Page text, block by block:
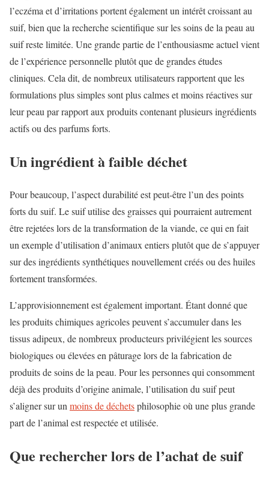
l’eczéma et d’irritations portent également un intérêt croissant au
suif, bien que la recherche scientifique sur les soins de la peau au
suif reste limitée. Une grande partie de l’enthousiasme actuel vient
de l’expérience personnelle plutôt que de grandes études
cliniques. Cela dit, de nombreux utilisateurs rapportent que les
formulations plus simples sont plus calmes et moins réactives sur
leur peau par rapport aux produits contenant plusieurs ingrédients
actifs ou des parfums forts.
Un ingrédient à faible déchet
Pour beaucoup, l’aspect durabilité est peut-être l’un des points
forts du suif. Le suif utilise des graisses qui pourraient autrement
être rejetées lors de la transformation de la viande, ce qui en fait
un exemple d’utilisation d’animaux entiers plutôt que de s’appuyer
sur des ingrédients synthétiques nouvellement créés ou des huiles
fortement transformées.
L’approvisionnement est également important. Étant donné que
les produits chimiques agricoles peuvent s’accumuler dans les
tissus adipeux, de nombreux producteurs privilégient les sources
biologiques ou élevées en pâturage lors de la fabrication de
produits de soins de la peau. Pour les personnes qui consomment
déjà des produits d’origine animale, l’utilisation du suif peut
s’aligner sur un moins de déchetsphilosophie où une plus grande
part de l’animal est respectée et utilisée.
Que rechercher lors de l’achat de suif